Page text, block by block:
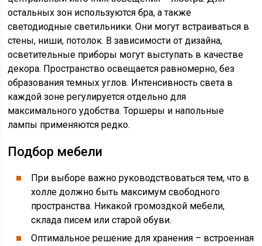
остальных зон используются бра, а также
светодиодные светильники. Они могут встраиваться в
стены, ниши, потолок. В зависимости от дизайна,
осветительные приборы могут выступать в качестве
декора. Пространство освещается равномерно, без
образования темных углов. Интенсивность света в
каждой зоне регулируется отдельно для
максимального удобства. Торшеры и напольные
лампы применяются редко.
Подбор мебели
При выборе важно руководствоваться тем, что в
холле должно быть максимум свободного
пространства. Никакой громоздкой мебели,
склада писем или старой обуви.
Оптимальное решение для хранения – встроенная